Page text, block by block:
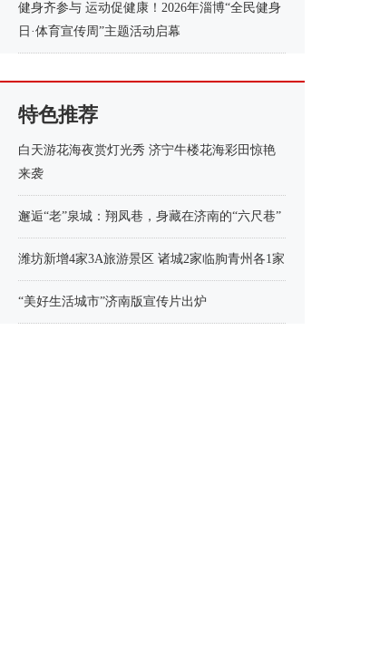
健身齐参与 运动促健康！2026年淄博“全民健身
日·体育宣传周”主题活动启幕
特色推荐
白天游花海夜赏灯光秀 济宁牛楼花海彩田惊艳
来袭
邂逅“老”泉城：翔凤巷，身藏在济南的“六尺巷”
潍坊新增4家3A旅游景区 诸城2家临朐青州各1家
“美好生活城市”济南版宣传片出炉